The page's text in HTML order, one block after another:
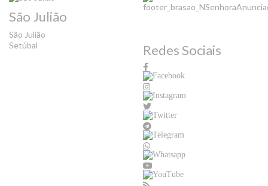
São Julião
São Julião
Setúbal
Redes Sociais